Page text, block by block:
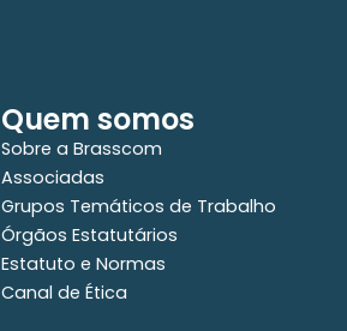
Quem somos
Sobre a Brasscom
Associadas
Grupos Temáticos de Trabalho
Órgãos Estatutários
Estatuto e Normas
Canal de Ética